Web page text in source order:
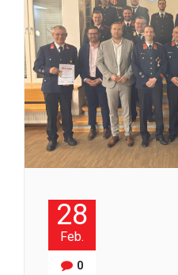
28
Feb.
0